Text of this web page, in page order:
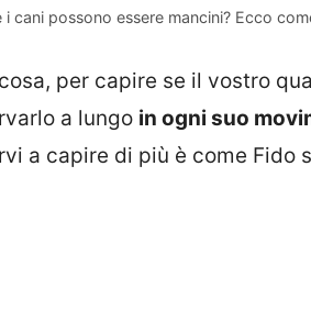
i cani possono essere mancini? Ecco
per capire se il vostro
a lungo in ogni suo
a capire di più è come Fido